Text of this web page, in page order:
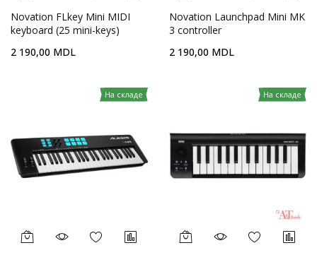
Novation FLkey Mini MIDI
keyboard (25 mini-keys)
2 190,00 MDL
Novation Launchpad Mini MK
3 controller
2 190,00 MDL
На складе На складе